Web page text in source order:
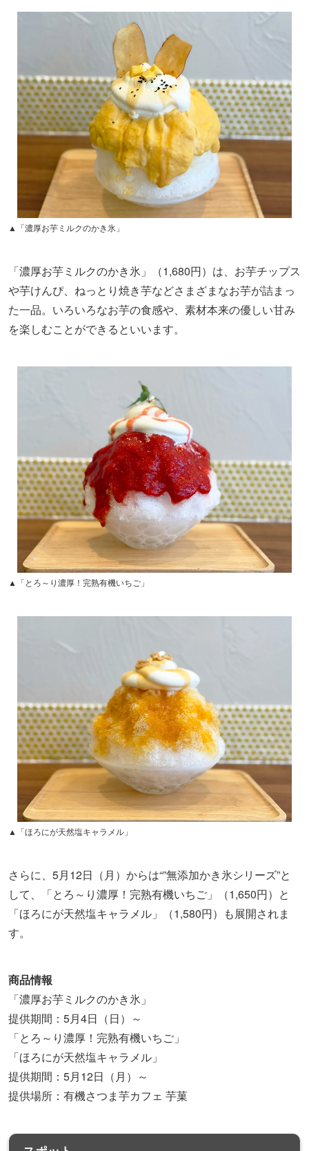
▲「濃厚お芋ミルクのかき氷」
「濃厚お芋ミルクのかき氷」（1,680円）は、お芋チップス
や芋けんぴ、ねっとり焼き芋などさまざまなお芋が詰まっ
た一品。いろいろなお芋の食感や、素材本来の優しい甘み
を楽しむことができるといいます。
▲「とろ～り濃厚！完熟有機いちご」
▲「ほろにが天然塩キャラメル」
さらに、5月12日（月）からは“”無添加かき氷シリーズ”と
して、「とろ～り濃厚！完熟有機いちご」（1,650円）と
「ほろにが天然塩キャラメル」（1,580円）も展開されま
す。
商品情報
「濃厚お芋ミルクのかき氷」
提供期間：5月4日（日）～
「とろ～り濃厚！完熟有機いちご」
「ほろにが天然塩キャラメル」
提供期間：5月12日（月）～
提供場所：有機さつま芋カフェ 芋菓